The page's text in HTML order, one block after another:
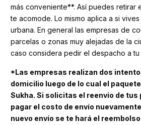
más conveniente**. Así puedes retirar
te acomode. Lo mismo aplica a si
urbana. En general las empresas de
parcelas o zonas muy alejadas de la
caso considera pedir el despacho a tu
*Las empresas realizan dos
domicilio luego de lo cual el
Sukha. Si solicitas el reenvío de
pagar el costo de envío
nuevo envío se te hará el